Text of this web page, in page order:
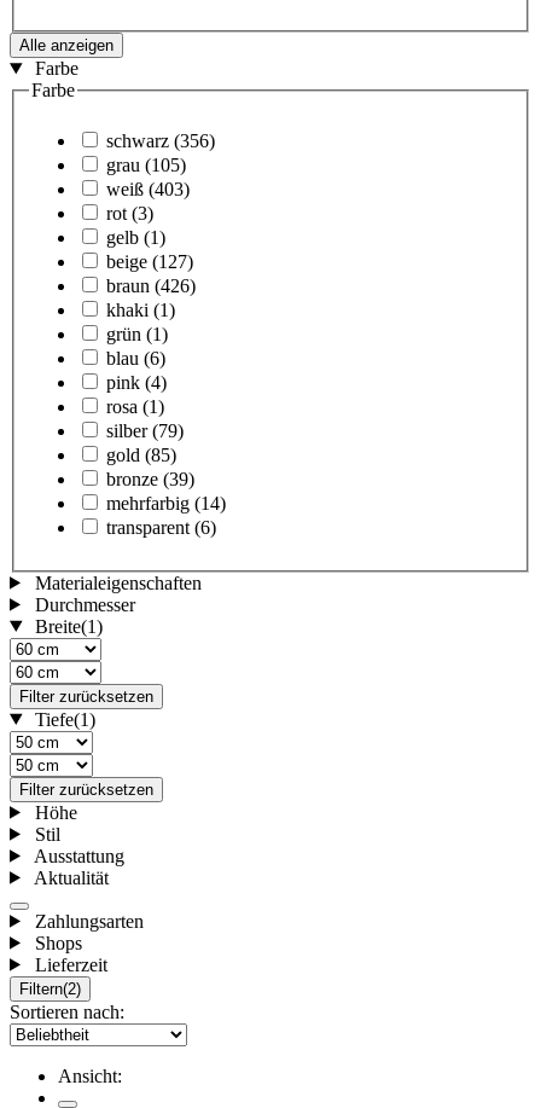
Alle anzeigen
Farbe
Farbe
schwarz (356)
grau (105)
weiß (403)
rot (3)
gelb (1)
beige (127)
braun (426)
khaki (1)
grün (1)
blau (6)
pink (4)
rosa (1)
silber (79)
gold (85)
bronze (39)
mehrfarbig (14)
transparent (6)
Materialeigenschaften
Durchmesser
Breite(1)
Filter zurücksetzen
Tiefe(1)
Filter zurücksetzen
Höhe
Stil
Ausstattung
Aktualität
Zahlungsarten
Shops
Lieferzeit
Filtern(2)
Sortieren nach:
Ansicht: